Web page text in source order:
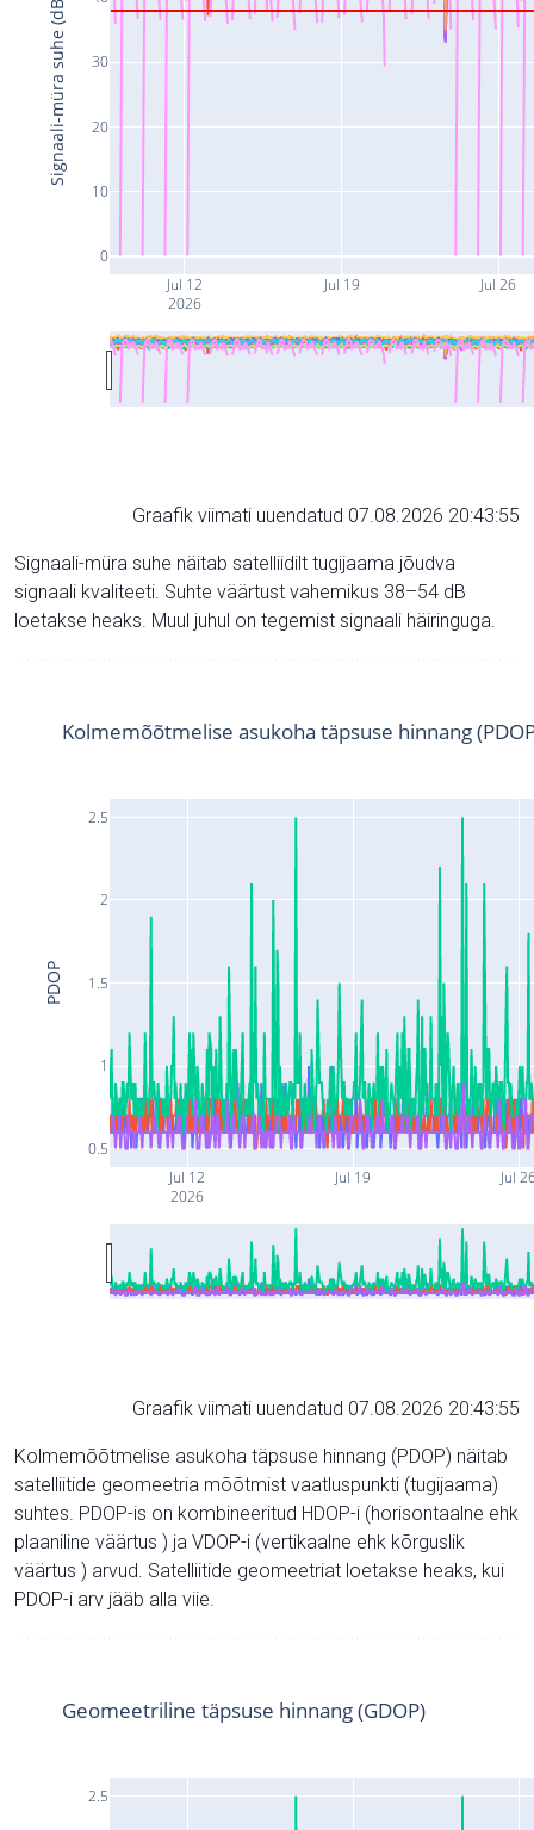
Jul 12
2026
Jul 19 Jul 26
0
10
20
30
Signaali-müra suhe (dB)
Graafik viimati uuendatud 07.08.2026 20:43:55
Signaali-müra suhe näitab satelliidilt tugijaama jõudva
signaali kvaliteeti. Suhte väärtust vahemikus 38–54 dB
loetakse heaks. Muul juhul on tegemist signaali häiringuga.
Jul 12
2026
Jul 19 Jul
0.5
1
1.5
2
2.5
Kolmemõõtmelise asukoha täpsuse hinnang
PDOP
Graafik viimati uuendatud 07.08.2026 20:43:55
Kolmemõõtmelise asukoha täpsuse hinnang (PDOP) näitab
satelliitide geomeetria mõõtmist vaatluspunkti (tugijaama)
suhtes. PDOP-is on kombineeritud HDOP-i (horisontaalne ehk
plaaniline väärtus ) ja VDOP-i (vertikaalne ehk kõrguslik
väärtus ) arvud. Satelliitide geomeetriat loetakse heaks, kui
PDOP-i arv jääb alla viie.
2.5
Geomeetriline täpsuse hinnang (GDOP)